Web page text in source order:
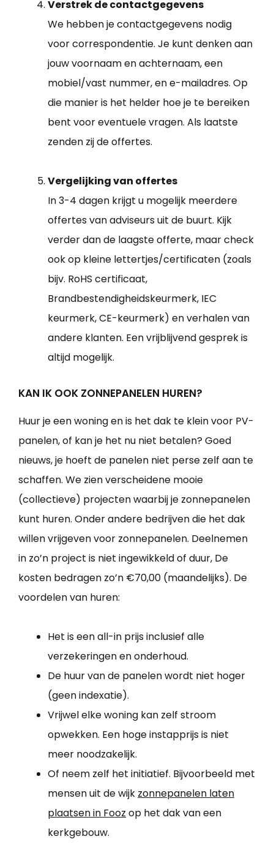
Verstrek de contactgegevens
We hebben je contactgegevens nodig
voor correspondentie. Je kunt denken aan
jouw voornaam en achternaam, een
mobiel/vast nummer, en e-mailadres. Op
die manier is het helder hoe je te bereiken
bent voor eventuele vragen. Als laatste
zenden zij de offertes.
Vergelijking van offertes
In 3-4 dagen krijgt u mogelijk meerdere
offertes van adviseurs uit de buurt. Kijk
verder dan de laagste offerte, maar check
ook op kleine lettertjes/certificaten (zoals
bijv. RoHS certificaat,
Brandbestendigheidskeurmerk, IEC
keurmerk, CE-keurmerk) en verhalen van
andere klanten. Een vrijblijvend gesprek is
altijd mogelijk.
KAN IK OOK ZONNEPANELEN HUREN?
Huur je een woning en is het dak te klein voor PV-
panelen, of kan je het nu niet betalen? Goed
nieuws, je hoeft de panelen niet perse zelf aan te
schaffen. We zien verscheidene mooie
(collectieve) projecten waarbij je zonnepanelen
kunt huren. Onder andere bedrijven die het dak
willen vrijgeven voor zonnepanelen. Deelnemen
in zo’n project is niet ingewikkeld of duur, De
kosten bedragen zo’n €70,00 (maandelijks). De
voordelen van huren:
Het is een all-in prijs inclusief alle
verzekeringen en onderhoud.
De huur van de panelen wordt niet hoger
(geen indexatie).
Vrijwel elke woning kan zelf stroom
opwekken. Een hoge instapprijs is niet
meer noodzakelijk.
Of neem zelf het initiatief. Bijvoorbeeld met
mensen uit de wijk zonnepanelen laten
plaatsen in Fooz op het dak van een
kerkgebouw.